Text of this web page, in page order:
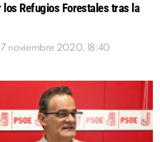
Refugios Forestales tras la
noviembre 2020, 18:40